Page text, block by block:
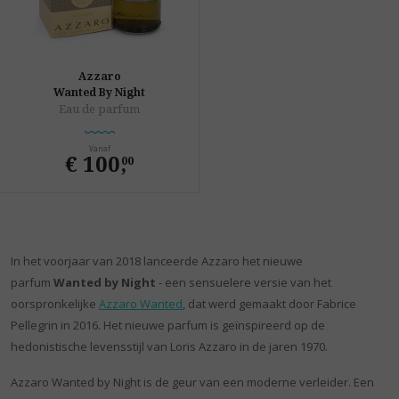
Azzaro
Wanted By Night
Eau de parfum
Vanaf
€ 100,
00
In het voorjaar van 2018 lanceerde Azzaro het nieuwe
parfum Wanted by Night - een sensuelere versie van het
oorspronkelijke Azzaro Wanted, dat werd gemaakt door Fabrice
Pellegrin in 2016. Het nieuwe parfum is geïnspireerd op de
hedonistische levensstijl van Loris Azzaro in de jaren 1970.
Azzaro Wanted by Night is de geur van een moderne verleider. Een